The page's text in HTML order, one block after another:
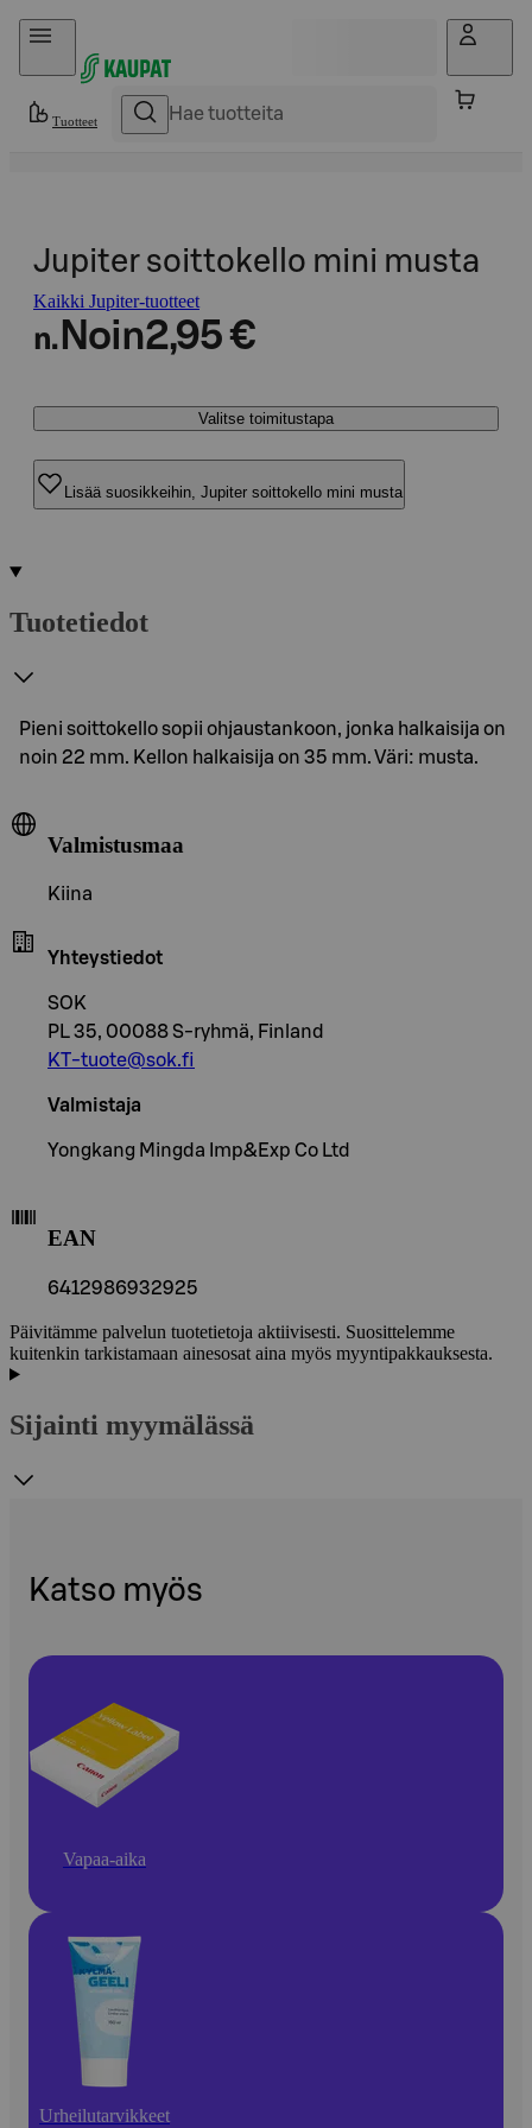
Hyppää sisältöön
Tuotteet
Jupiter soittokello mini musta
Kaikki Jupiter-tuotteet
n. Noin2,95 €
Valitse toimitustapa
Lisää suosikkeihin, Jupiter soittokello mini musta
Tuotetiedot
Pieni soittokello sopii ohjaustankoon, jonka halkaisija on
noin 22 mm. Kellon halkaisija on 35 mm. Väri: musta.
Valmistusmaa
Kiina
Yhteystiedot
SOK
PL 35, 00088 S-ryhmä, Finland
KT-tuote@sok.fi
Valmistaja
Yongkang Mingda Imp&Exp Co Ltd
EAN
6412986932925
Päivitämme palvelun tuotetietoja aktiivisesti. Suosittelemme
kuitenkin tarkistamaan ainesosat aina myös myyntipakkauksesta.
Sijainti myymälässä
Katso myös
Vapaa-aika
Urheilutarvikkeet